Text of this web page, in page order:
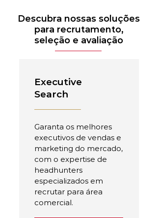
Descubra nossas soluções
para recrutamento,
seleção e avaliação
Executive
Search
Garanta os melhores
executivos de vendas e
marketing do mercado,
com o expertise de
headhunters
especializados em
recrutar para área
comercial.